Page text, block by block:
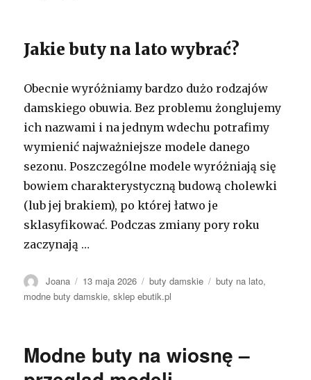
Jakie buty na lato wybrać?
Obecnie wyróżniamy bardzo dużo rodzajów
damskiego obuwia. Bez problemu żonglujemy
ich nazwami i na jednym wdechu potrafimy
wymienić najważniejsze modele danego
sezonu. Poszczególne modele wyróżniają się
bowiem charakterystyczną budową cholewki
(lub jej brakiem), po której łatwo je
sklasyfikować. Podczas zmiany pory roku
zaczynają …
Autor
Joana Opublikowano
13 maja 2026 Kategorie
buty damskie Tagi
buty na lato,
modne buty damskie,sklep ebutik.pl
Modne buty na wiosnę –